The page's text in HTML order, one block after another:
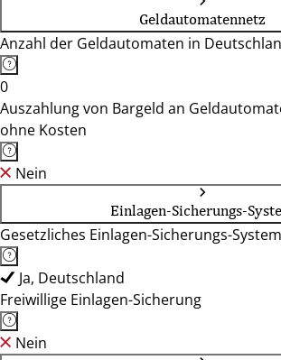
Geldautomatennetz
Anzahl der Geldautomaten in
0
Auszahlung von Bargeld an
ohne Kosten
Nein
Einlagen-Sicherungs-
Gesetzliches Einlagen-Sicherungs-System
Ja, Deutschland
Freiwillige Einlagen-Sicherung
Nein